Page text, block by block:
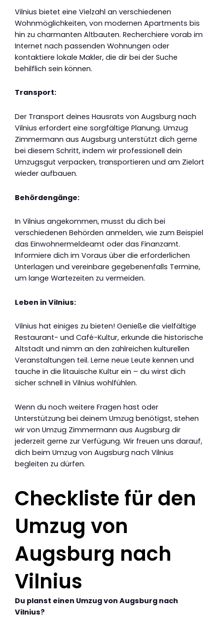
Vilnius bietet eine Vielzahl an verschiedenen
Wohnmöglichkeiten, von modernen Apartments bis
hin zu charmanten Altbauten. Recherchiere vorab im
Internet nach passenden Wohnungen oder
kontaktiere lokale Makler, die dir bei der Suche
behilflich sein können.
Transport:
Der Transport deines Hausrats von Augsburg nach
Vilnius erfordert eine sorgfältige Planung. Umzug
Zimmermann aus Augsburg unterstützt dich gerne
bei diesem Schritt, indem wir professionell dein
Umzugsgut verpacken, transportieren und am Zielort
wieder aufbauen.
Behördengänge:
In Vilnius angekommen, musst du dich bei
verschiedenen Behörden anmelden, wie zum Beispiel
das Einwohnermeldeamt oder das Finanzamt.
Informiere dich im Voraus über die erforderlichen
Unterlagen und vereinbare gegebenenfalls Termine,
um lange Wartezeiten zu vermeiden.
Leben in Vilnius:
Vilnius hat einiges zu bieten! Genieße die vielfältige
Restaurant- und Café-Kultur, erkunde die historische
Altstadt und nimm an den zahlreichen kulturellen
Veranstaltungen teil. Lerne neue Leute kennen und
tauche in die litauische Kultur ein – du wirst dich
sicher schnell in Vilnius wohlfühlen.
Wenn du noch weitere Fragen hast oder
Unterstützung bei deinem Umzug benötigst, stehen
wir von Umzug Zimmermann aus Augsburg dir
jederzeit gerne zur Verfügung. Wir freuen uns darauf,
dich beim Umzug von Augsburg nach Vilnius
begleiten zu dürfen.
Checkliste für den
Umzug von
Augsburg nach
Vilnius
Du planst einen Umzug von Augsburg nach
Vilnius?